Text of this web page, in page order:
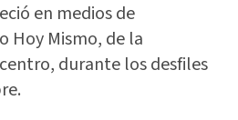
en medios de
Hoy Mismo, de la
durante los desfiles